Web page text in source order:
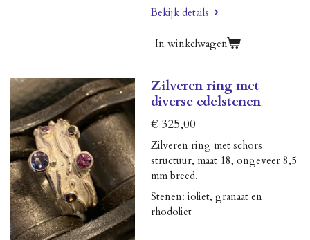
Bekijk details
In winkelwagen
Zilveren ring met
diverse edelstenen
€ 325,00
Zilveren ring met schors
structuur, maat 18, ongeveer 8,5
mm breed.
Stenen: ioliet, granaat en
rhodoliet